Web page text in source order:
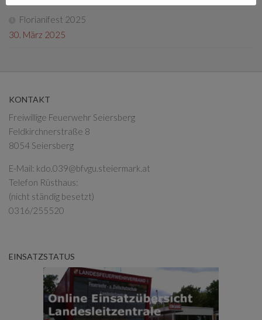
Florianifest 2025
30. März 2025
KONTAKT
Freiwillige Feuerwehr Seiersberg
Feldkirchnerstraße 8
8054 Seiersberg
E-Mail: kdo.039@bfvgu.steiermark.at
Telefon Rüsthaus:
(nicht ständig besetzt)
0316/255520
EINSATZSTATUS